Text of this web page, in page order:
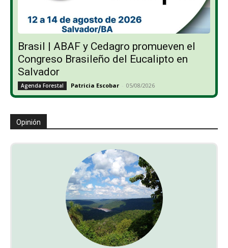
Brasil | ABAF y Cedagro promueven el
Congreso Brasileño del Eucalipto en
Salvador
Agenda Forestal Patricia Escobar - 05/08/2026
Opinión